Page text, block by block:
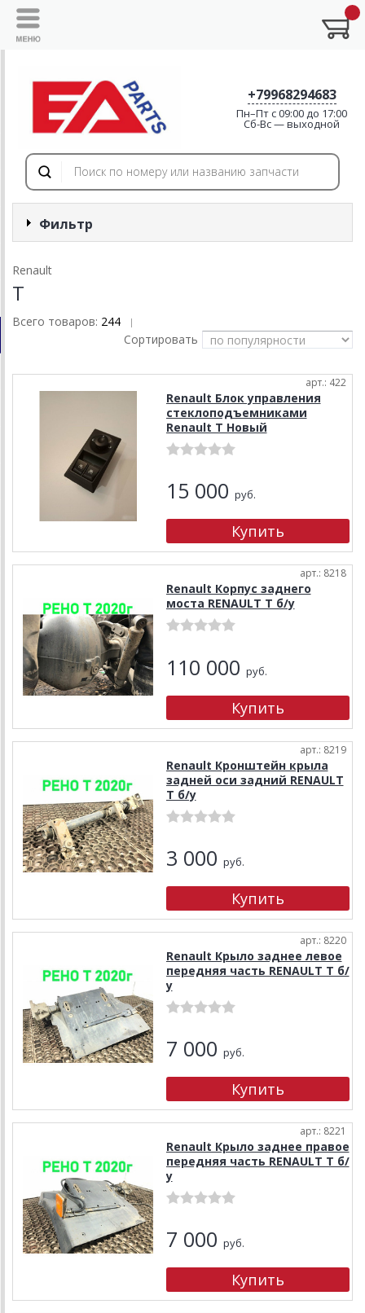
+79968294683
Пн–Пт с 09:00 до 17:00
Cб-Вс — выходной
Фильтр
Renault
T
Всего товаров: 244 |
Сортировать
арт.: 422
Renault Блок управления
стеклоподъемниками
Renault T Новый
15 000 руб.
арт.: 8218
Renault Корпус заднего
моста RENAULT T б/у
110 000 руб.
арт.: 8219
Renault Кронштейн крыла
задней оси задний RENAULT
T б/у
3 000 руб.
арт.: 8220
Renault Крыло заднее левое
передняя часть RENAULT T б/
у
7 000 руб.
арт.: 8221
Renault Крыло заднее правое
передняя часть RENAULT T б/
у
7 000 руб.